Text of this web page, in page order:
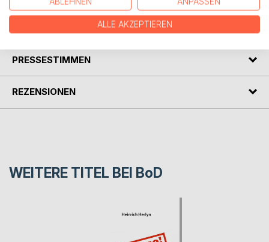
PRESSESTIMMEN
REZENSIONEN
WEITERE TITEL BEI BoD
ALLE AKZEPTIEREN